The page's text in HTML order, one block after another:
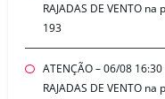
RAJADAS DE VENTO
193
ATENÇÃO – 06/08 16:30
RAJADAS DE VENTO